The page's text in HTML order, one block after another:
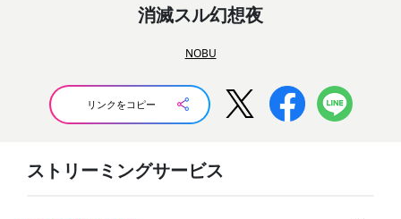
消滅スル幻想夜
NOBU
リンクをコピー
ストリーミングサービス